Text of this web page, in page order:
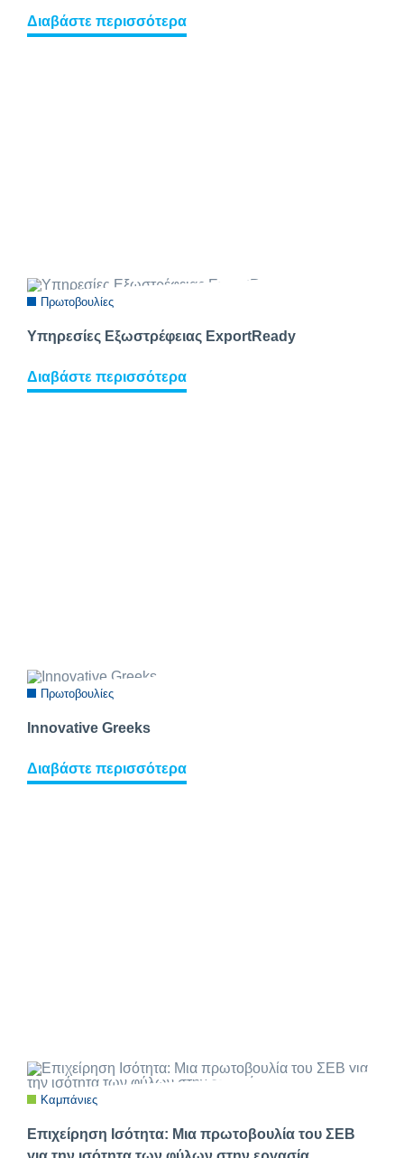
Διαβάστε περισσότερα
Πρωτοβουλίες
Υπηρεσίες Εξωστρέφειας ExportReady
Διαβάστε περισσότερα
Πρωτοβουλίες
Innovative Greeks
Διαβάστε περισσότερα
Καμπάνιες
Επιχείρηση Ισότητα: Μια πρωτοβουλία του ΣΕΒ